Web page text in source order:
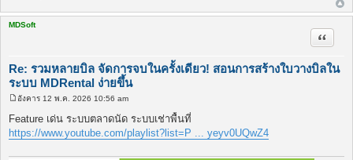
MDSoft
Re: รวมหลายบิล จัดการจบในครั้งเดียว! สอนการสร้างใบวางบิลใน
ระบบ MDRental ง่ายขึ้น
อ้างคำ
ส
ต์
อังคาร 12 พ.ค. 2026 10:56 am
Feature เด่น ระบบตลาดนัด ระบบเช่าพื้นที่
https://www.youtube.com/playlist?list=P ... yeyv0UQwZ4